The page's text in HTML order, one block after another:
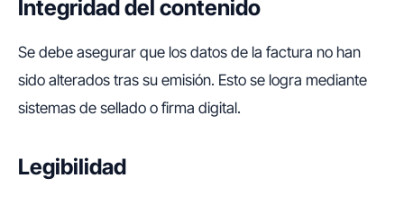
Integridad del contenido
Se debe asegurar que los datos de la factura no han
sido alterados tras su emisión. Esto se logra mediante
sistemas de sellado o firma digital.
Legibilidad